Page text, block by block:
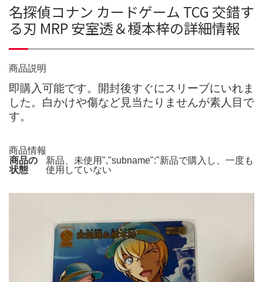
名探偵コナン カードゲーム TCG 交錯す
る刃 MRP 安室透＆榎本梓の詳細情報
商品説明
即購入可能です。開封後すぐにスリーブにいれま
した。白かけや傷など見当たりませんが素人目で
す。
商品情報
商品の
状態
新品、未使用","subname":"新品で購入し、一度も
使用していない